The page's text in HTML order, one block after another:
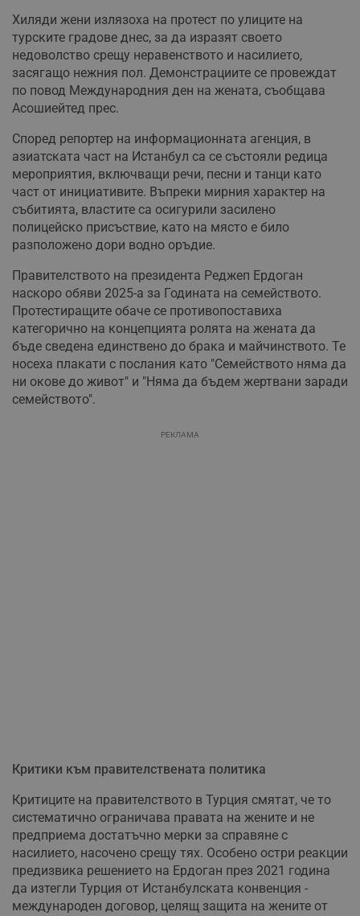
Хиляди жени излязоха на протест по улиците на
турските градове днес, за да изразят своето
недоволство срещу неравенството и насилието,
засягащо нежния пол. Демонстрациите се провеждат
по повод Международния ден на жената, съобщава
Асошиейтед прес.
Според репортер на информационната агенция, в
азиатската част на Истанбул са се състояли редица
мероприятия, включващи речи, песни и танци като
част от инициативите. Въпреки мирния характер на
събитията, властите са осигурили засилено
полицейско присъствие, като на място е било
разположено дори водно оръдие.
Правителството на президента Реджеп Ердоган
наскоро обяви 2025-а за Годината на семейството.
Протестиращите обаче се противопоставиха
категорично на концепцията ролята на жената да
бъде сведена единствено до брака и майчинството. Те
носеха плакати с послания като "Семейството няма да
ни окове до живот" и "Няма да бъдем жертвани заради
семейството".
РЕКЛАМА
Критики към правителствената политика
Критиците на правителството в Турция смятат, че то
систематично ограничава правата на жените и не
предприема достатъчно мерки за справяне с
насилието, насочено срещу тях. Особено остри реакции
предизвика решението на Ердоган през 2021 година
да изтегли Турция от Истанбулската конвенция -
международен договор, целящ защита на жените от